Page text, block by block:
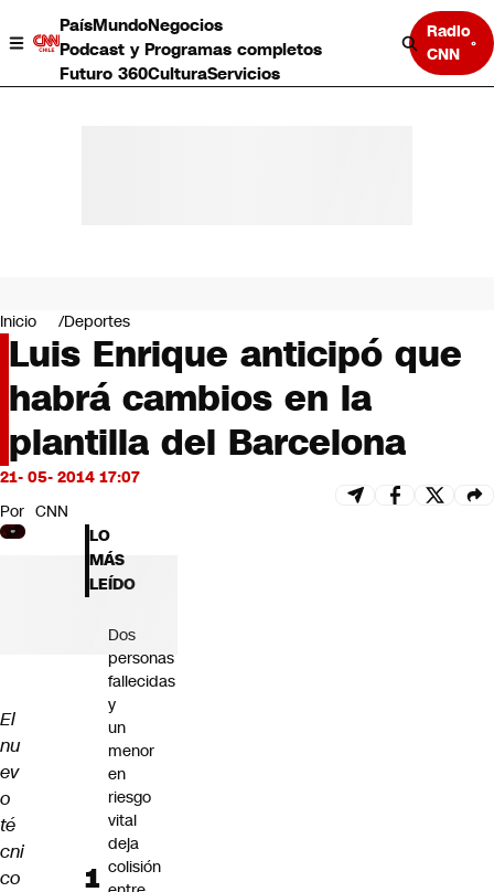
PaísMundoNegocios
Podcast y Programas completos
Futuro 360CulturaServicios
Radio
CNN
Negocios
Deportes
Programas completos
Cultura
Servicios
Bits
CNN tiempo
Futuro 360
Opinión
Inicio Deportes
Luis Enrique anticipó que
habrá cambios en la
plantilla del Barcelona
21- 05- 2014 17:07
Por CNN
El
nu
ev
o
té
cni
co
LO
MÁS
LEÍDO
Dos
personas
fallecidas
y
un
menor
en
riesgo
vital
deja
colisión